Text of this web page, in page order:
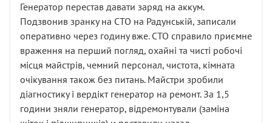
Генератор перестав давати заряд на аккум.
Подзвонив зранку на СТО на Радунській, записали
оперативно через годину вже. СТО справило приємне
враження на перший погляд, охайні та чисті робочі
місця майстрів, чемний персонал, чистота, кімната
очікування також без питань. Майстри зробили
діагностику і вердікт генератор на ремонт. За 1,5
години зняли генератор, відремонтували (заміна